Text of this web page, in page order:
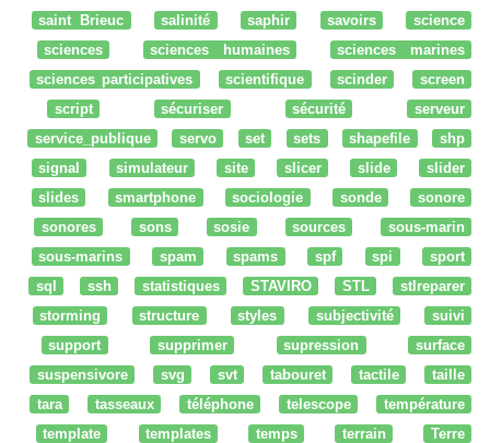
saint Brieuc
salinité saphir savoirs
science
sciences
sciences humaines
sciences marines
sciences participatives
scientifique scinder
screen
script
sécuriser sécurité
serveur
service_publique
servo set sets shapefile
shp
signal
simulateur site slicer slide
slider
slides
smartphone sociologie sonde
sonore
sonores
sons sosie sources
sous-marin
sous-marins
spam spams spf spi
sport
sql
ssh statistiques STAVIRO STL
stlreparer
storming
structure styles subjectivité
suivi
support
supprimer supression
surface
suspensivore
svg svt tabouret tactile
taille
tara
tasseaux téléphone telescope
température
template
templates temps terrain
Terre